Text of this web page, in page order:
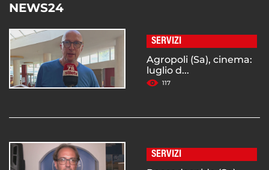
NEWS24
SERVIZI
Agropoli (Sa), cinema:
luglio d...
117
SERVIZI